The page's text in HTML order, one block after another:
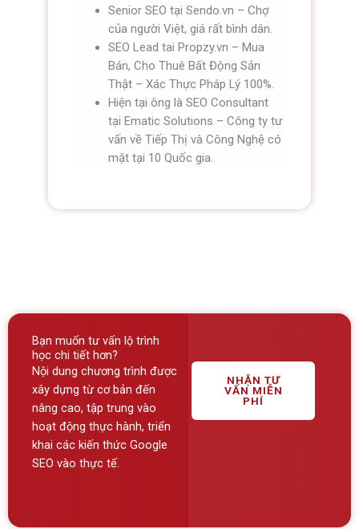
Senior SEO tại Sendo.vn – Chợ
của người Việt, giá rất bình dân.
SEO Lead tai Propzy.vn – Mua
Bán, Cho Thuê Bất Động Sản
Thật – Xác Thực Pháp Lý 100%.
Hiện tại ông là SEO Consultant
tại Ematic Solutions – Công ty tư
vấn về Tiếp Thị và Công Nghệ có
mặt tại 10 Quốc gia.
Bạn muốn tư vấn lộ trình
học chi tiết hơn?
Nội dung chương trình được
xây dựng từ cơ bản đến
nâng cao, tập trung vào
hoạt động thực hành, triển
khai các kiến thức Google
SEO vào thực tế.
NHẬN TƯ
VẤN MIỄN
PHÍ